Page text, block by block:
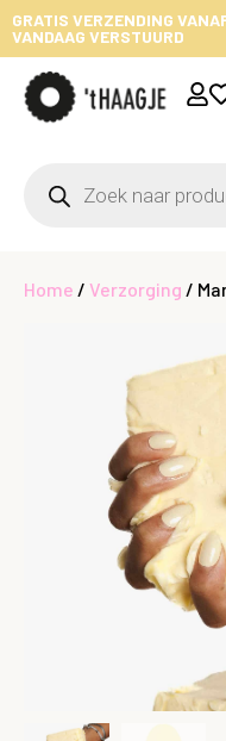
GRATIS VERZENDING
VANDAAG VERSTUURD
Home / Verzorging /